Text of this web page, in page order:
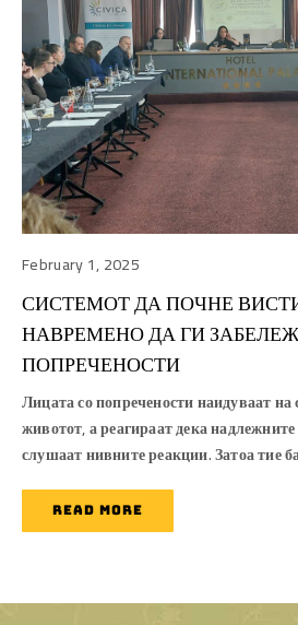
February 1, 2025
СИСТЕМОТ ДА ПОЧНЕ
НАВРЕМЕНО ДА ГИ
ПОПРЕЧЕНОСТИ
Лицата со попречености наидуваат
животот, а реагираат дека
слушаат нивните реакции. Затоа тие
READ MORE